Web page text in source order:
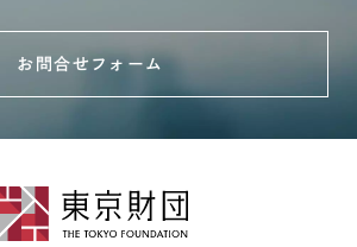
お問合せフォーム